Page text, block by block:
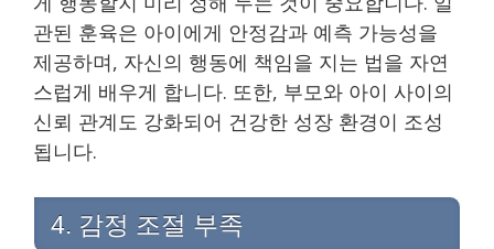
관된 훈육은 아이에게 안정감과 예측 가능성을
제공하며, 자신의 행동에 책임을 지는 법을 자연
스럽게 배우게 합니다. 또한, 부모와 아이 사이의
신뢰 관계도 강화되어 건강한 성장 환경이 조성
됩니다.
4. 감정 조절 부족